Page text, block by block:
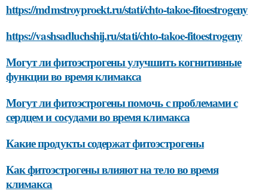
https://mdmstroyproekt.ru/stati/chto-takoe-fitoestrogeny
https://vashsadluchshij.ru/stati/chto-takoe-fitoestrogeny
Могут ли фитоэстрогены улучшить когнитивные
функции во время климакса
Могут ли фитоэстрогены помочь с проблемами с
сердцем и сосудами во время климакса
Какие продукты содержат фитоэстрогены
Как фитоэстрогены влияют на тело во время
климакса